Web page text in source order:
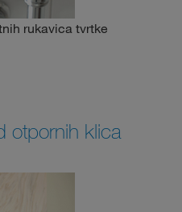
rukavica tvrtke
otpornih klica